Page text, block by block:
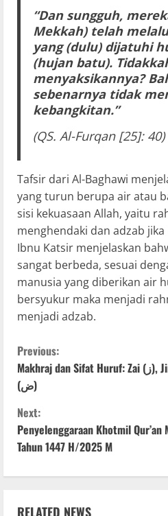
“Dan sungguh,
Mekkah) telah
yang (dulu) dijatuhi
(hujan batu).
menyaksikannya?
sebenarnya tidak
kebangkitan.”
(QS. Al-Furqan [25]: 40)
Tafsir dari Al-Baghawi
yang turun berupa air atau
sisi kekuasaan Allah, yaitu
menghendaki dan adzab
Ibnu Katsir menjelaskan
sangat berbeda, sesuai
manusia yang diberikan air
bersyukur maka menjadi
menjadi adzab.
Previous:
Makhraj dan Sifat Huruf: Zai (ز), Jim (ج), ‘Ain (ع), dan Dho
(ض)
Next:
Penyelenggaraan Khotmil Qur’an
Tahun 1447 H/2025 M
RELATED NEWS